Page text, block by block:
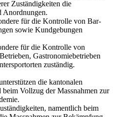
Zuständigkeiten die
Anordnungen.
für die Kontrolle von Bar-
sowie Kundgebungen
für die Kontrolle von
Gastronomiebetrieben
zuständig.
die kantonalen
Vollzug der Massnahmen zur
namentlich beim